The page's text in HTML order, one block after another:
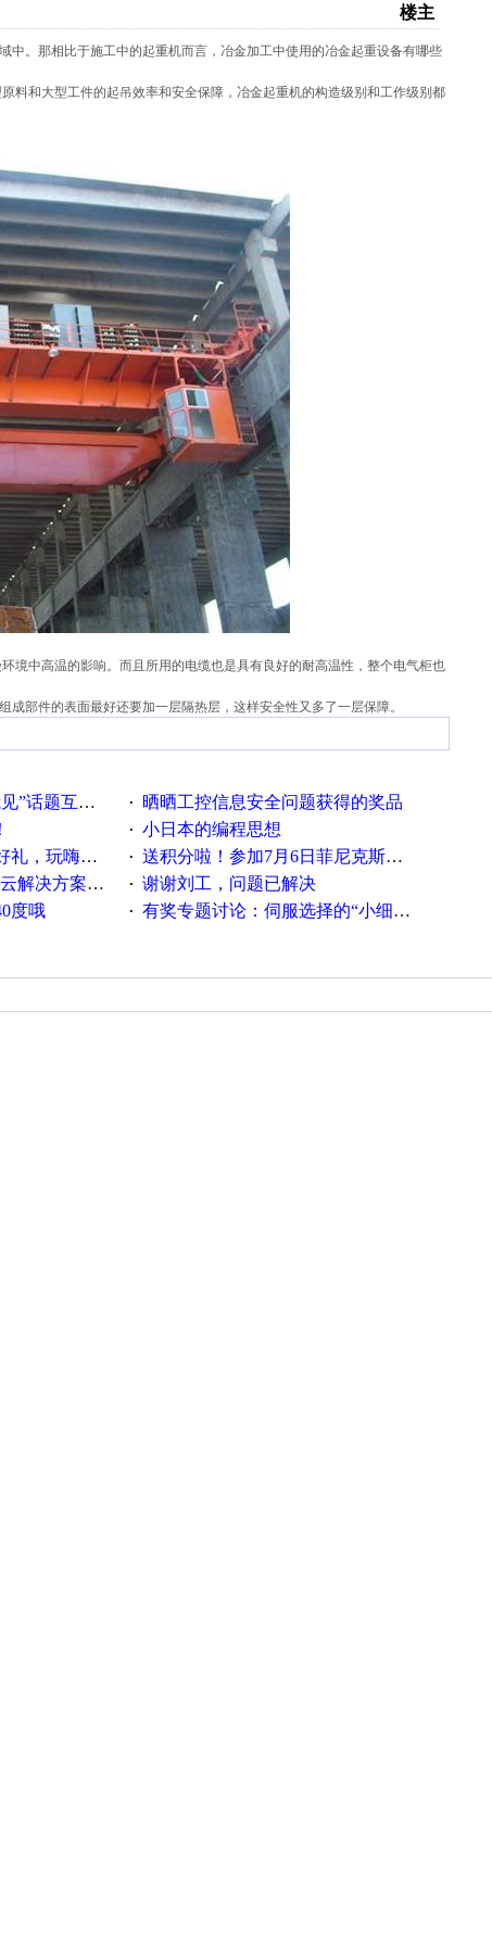
楼主
。那相比于施工中的起重机而言，冶金加工中使用的冶金起重设备有哪些
料和大型工件的起吊效率和安全保障，冶金起重机的构造级别和工作级别都
境中高温的影响。而且所用的电缆也是具有良好的耐高温性 ， 整个电气柜也
部件的表面最好还要加一层隔热层，这样安全性又多了一层保障。
名单发布公告 · 晒晒工控信息安全问题获得的奖品
· 小日本的编程思想
玩嗨夏日！ · 送积分啦！参加7月6日菲尼克斯在线研讨会即得
案实践及应用 · 谢谢刘工，问题已解决
度哦 · 有奖专题讨论：伺服选择的“小细节大学问”奖励公告